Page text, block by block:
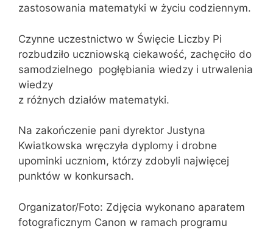
zastosowania matematyki w życiu codziennym.
Czynne uczestnictwo w Święcie Liczby Pi
rozbudziło uczniowską ciekawość, zachęciło do
samodzielnego pogłębiania wiedzy i utrwalenia
wiedzy
z różnych działów matematyki.
Na zakończenie pani dyrektor Justyna
Kwiatkowska wręczyła dyplomy i drobne
upominki uczniom, którzy zdobyli najwięcej
punktów w konkursach.
Organizator/Foto: Zdjęcia wykonano aparatem
fotograficznym Canon w ramach programu